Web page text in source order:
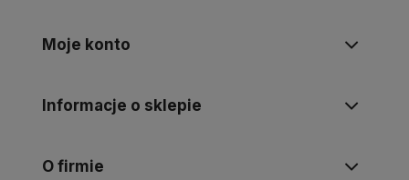
Moje konto
Informacje o sklepie
O firmie